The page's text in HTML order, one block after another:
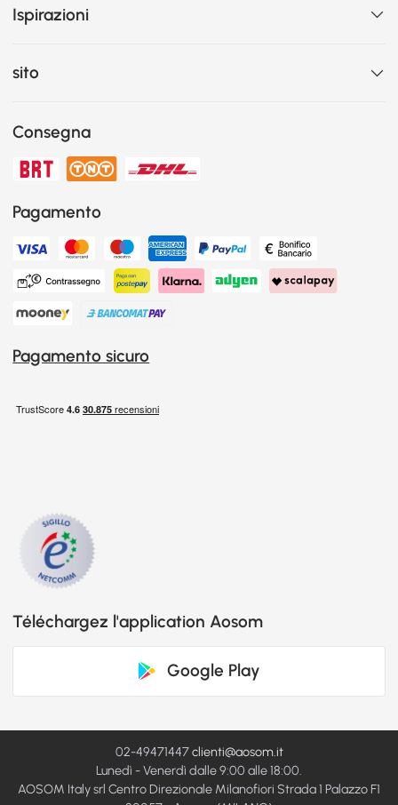
Ispirazioni
sito
Consegna
Pagamento
Pagamento sicuro
Téléchargez l'application Aosom
Google Play
02-49471447clienti@aosom.it
Lunedì - Venerdì dalle 9:00 alle 18:00.
AOSOM Italy srl Centro Direzionale Milanofiori Strada 1 Palazzo F1